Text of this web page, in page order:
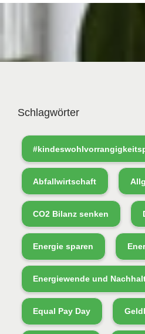
Schlagwörter
Abfallwirtschaft
CO2 Bilanz senken
Energie sparen
Energiewende und
Equal Pay Day